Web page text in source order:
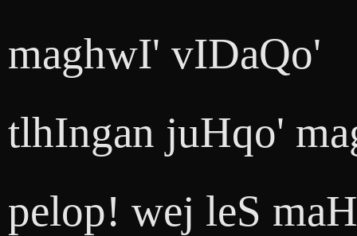
maghwI' vIDaQo'
tlhIngan juHqo'
pelop! wej leS